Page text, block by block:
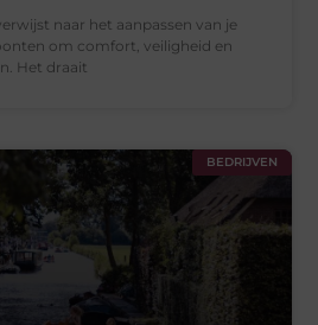
naar het aanpassen van je
om comfort, veiligheid en
Het draait
BEDRIJVEN